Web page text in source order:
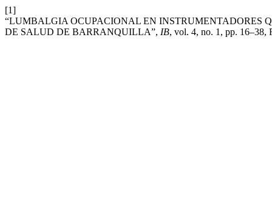
[1]
“LUMBALGIA OCUPACIONAL EN INSTRUMENTADORES
DE SALUD DE BARRANQUILLA”, IB, vol. 4, no. 1, pp. 16–38,